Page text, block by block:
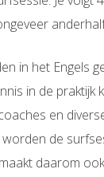
in het Engels
in de praktijk
en
de
daarom